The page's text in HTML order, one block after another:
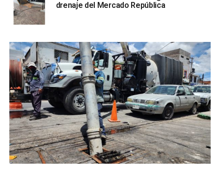
drenaje del Mercado República